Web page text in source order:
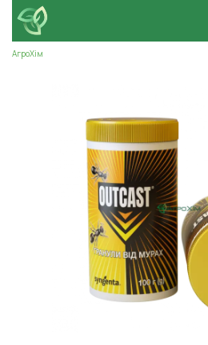
АгроХім